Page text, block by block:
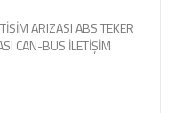
ARIZASI ABS TEKER
CAN-BUS İLETİŞİM